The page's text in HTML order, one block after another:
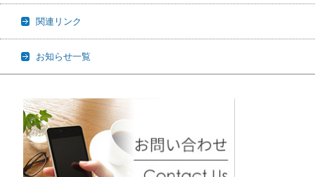
関連リンク
お知らせ一覧